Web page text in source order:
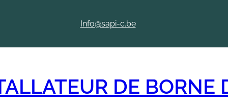
Info@sapi-c.be
DE BORNE